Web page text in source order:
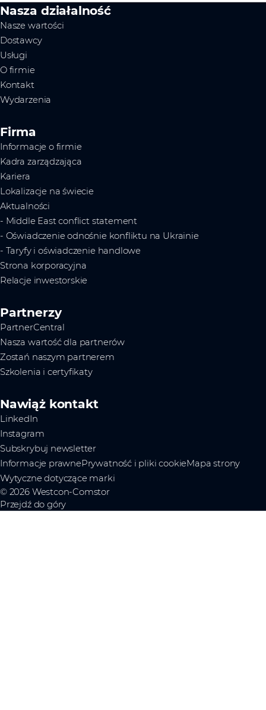
Nasza działalność
Nasze wartości
Dostawcy
Usługi
O firmie
Kontakt
Wydarzenia
Firma
Informacje o firmie
Kadra zarządzająca
Kariera
Lokalizacje na świecie
Aktualności
- Middle East conflict statement
- Oświadczenie odnośnie konfliktu na Ukrainie
- Taryfy i oświadczenie handlowe
Strona korporacyjna
Relacje inwestorskie
Partnerzy
PartnerCentral
Nasza wartość dla partnerów
Zostań naszym partnerem
Szkolenia i certyfikaty
Nawiąż kontakt
LinkedIn
Instagram
Subskrybuj newsletter
Informacje prawnePrywatność i pliki cookieMapa strony
Wytyczne dotyczące marki
© 2026 Westcon-Comstor
Przejdź do góry